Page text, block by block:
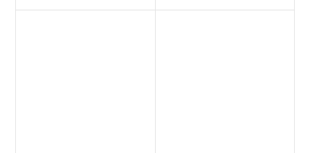
Pouze pro top refill a konec